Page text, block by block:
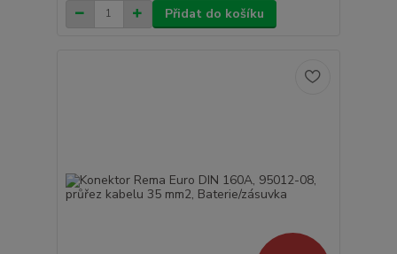
Přidat do košíku